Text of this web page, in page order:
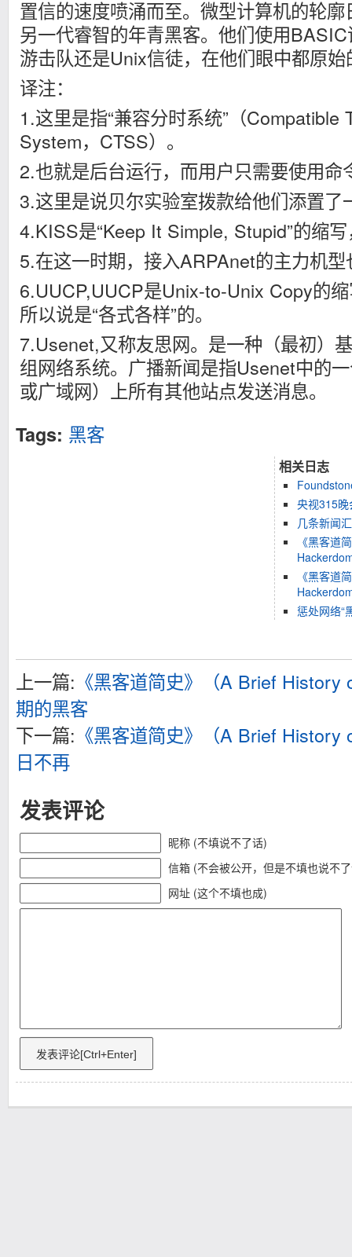
置信的速度喷涌而至。微型计算机的轮
另一代睿智的年青黑客。他们使用
游击队还是Unix信徒，在他们眼中都原
译注：
1.这里是指“兼容分时系统”（Compatible
System，CTSS）。
2.也就是后台运行，而用户只需要使用命
3.这里是说贝尔实验室拨款给他们添置
4.KISS是“Keep It Simple, Stupid”的缩写
5.在这一时期，接入ARPAnet的主力机
6.UUCP,UUCP是Unix-to-Unix Copy的
所以说是“各式各样”的。
7.Usenet,又称友思网。是一种（最初）
组网络系统。广播新闻是指Usenet中的
或广域网）上所有其他站点发送消息。
Tags: 黑客
相关日志
央视315
几条新闻
《黑客道
《黑客道
惩处网络“
上一篇: 《黑客道简史》（A Brief
期的黑客
下一篇: 《黑客道简史》（A Brief
日不再
发表评论
昵称 (不填说不了话)
信箱 (不会被公开，但是不填也说不
网址 (这个不填也成)